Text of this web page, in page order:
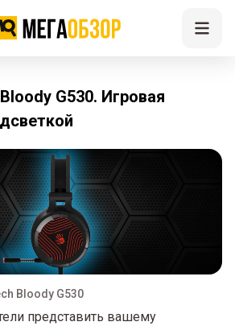
G530. Игровая
Bloody G530
представить вашему